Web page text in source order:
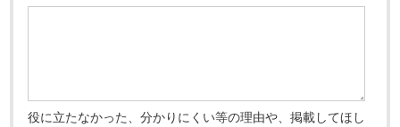
役に立たなかった、分かりにくい等の理由や、掲載してほし